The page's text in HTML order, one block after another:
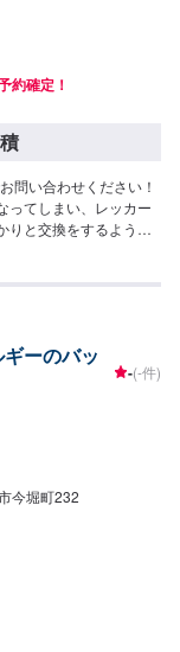
約確定！
問い合わせください！
ってしまい、レッカー
りと交換をするように
ーのバッ
-(-件)
今堀町232